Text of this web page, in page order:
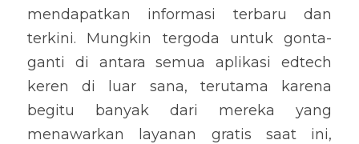
mendapatkan informasi terbaru dan
terkini. Mungkin tergoda untuk gonta-
ganti di antara semua aplikasi edtech
keren di luar sana, terutama karena
begitu banyak dari mereka yang
menawarkan layanan gratis saat ini,